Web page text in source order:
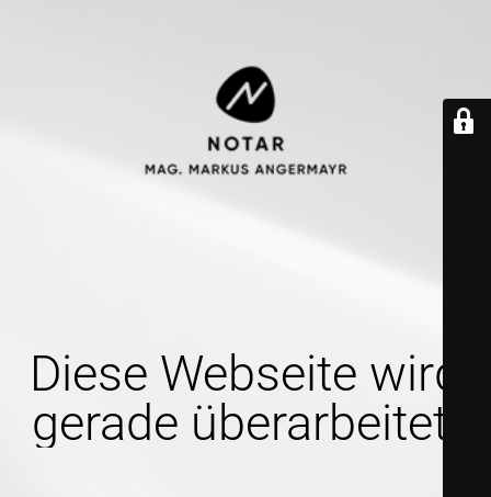
Diese Webseite wird
gerade überarbeitet.